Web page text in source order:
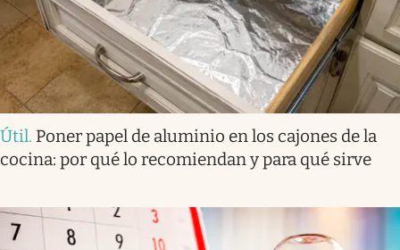
Útil. Poner papel de aluminio en los cajones de la
cocina: por qué lo recomiendan y para qué sirve